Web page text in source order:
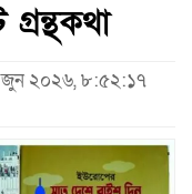
জুন ২০২৬, ৮:৫২:১৭